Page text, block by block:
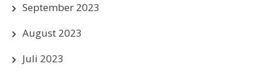
September 2023
August 2023
Juli 2023